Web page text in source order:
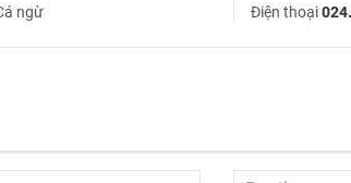
ngừ
Điện thoại